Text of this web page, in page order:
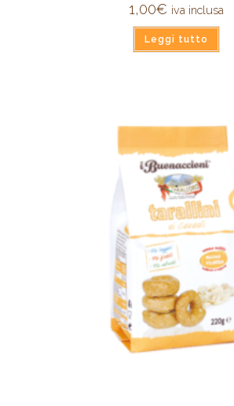
1,00€ iva inclusa
Leggi tutto